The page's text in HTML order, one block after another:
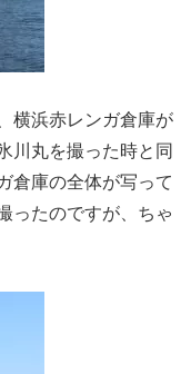
横浜赤レンガ倉庫が
川丸を撮った時と同
倉庫の全体が写って
ったのですが、ちゃ